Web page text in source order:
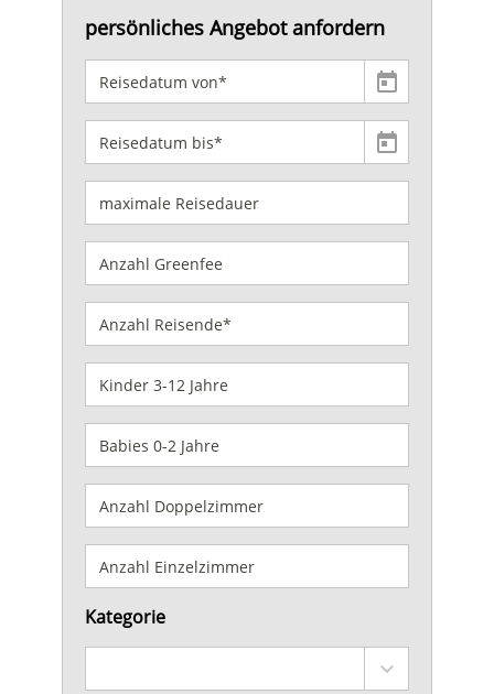
persönliches Angebot anfordern
Kategorie